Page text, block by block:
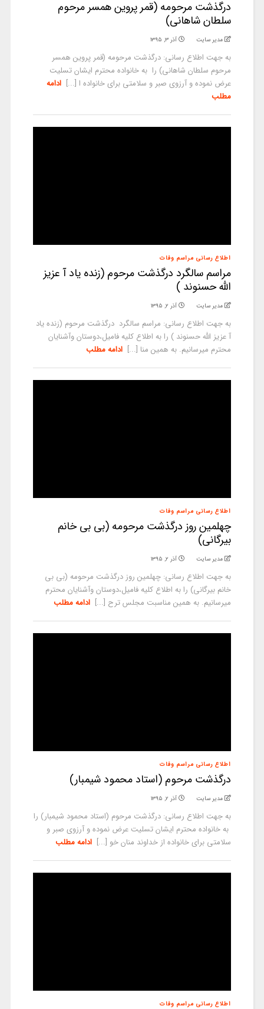
درگذشت مرحومه (قمر پروین همسر مرحوم
سلطان شاهانی)
مدیر سایت آذر ۳, ۱۳۹۵
به جهت اطلاع رسانی: درگذشت مرحومه (قمر پروین همسر
مرحوم سلطان شاهانی) را به خانواده محترم ایشان تسلیت
عرض نموده و آرزوی صبر و سلامتی برای خانواده ا [...] ادامه
مطلب
اطلاع رسانی مراسم وفات
مراسم سالگرد درگذشت مرحوم (زنده یاد آ عزیز
الله حسنوند )
مدیر سایت آذر ۲, ۱۳۹۵
به جهت اطلاع رسانی: مراسم سالگرد درگذشت مرحوم (زنده یاد
آ عزیز الله حسنوند ) را به اطلاع کلیه فامیل،دوستان وآشنایان
محترم میرسانیم. به همین منا [...] ادامه مطلب
اطلاع رسانی مراسم وفات
چهلمین روز درگذشت مرحومه (بی بی خانم
بیرگانی)
مدیر سایت آذر ۲, ۱۳۹۵
به جهت اطلاع رسانی: چهلمین روز درگذشت مرحومه (بی بی
خانم بیرگانی) را به اطلاع کلیه فامیل،دوستان وآشنایان محترم
میرسانیم. به همین مناسبت مجلس ترح [...] ادامه مطلب
اطلاع رسانی مراسم وفات
درگذشت مرحوم (استاد محمود شیمبار)
مدیر سایت آذر ۲, ۱۳۹۵
به جهت اطلاع رسانی: درگذشت مرحوم (استاد محمود شیمبار) را
به خانواده محترم ایشان تسلیت عرض نموده و آرزوی صبر و
سلامتی برای خانواده از خداوند منان خو [...] ادامه مطلب
اطلاع رسانی مراسم وفات